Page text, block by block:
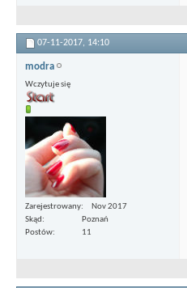
07-11-2017, 14:10
modra
Wczytuje się
Zarejestrowany
Nov 2017
Skąd
Poznań
Postów
11